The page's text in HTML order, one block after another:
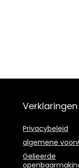
Verklaringen
Privacybeleid
algemene
Gelieerde